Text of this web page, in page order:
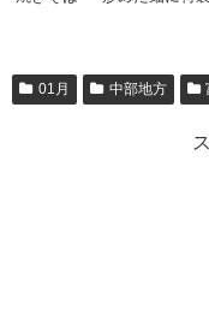
01月 中部地方